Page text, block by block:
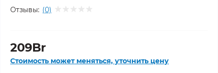
Отзывы: (0)
209Br
Стоимость может меняться, уточнить цену